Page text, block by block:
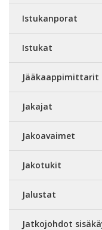
Istukanporat
Istukat
Jääkaappimittarit
Jakajat
Jakoavaimet
Jakotukit
Jalustat
Jatkojohdot